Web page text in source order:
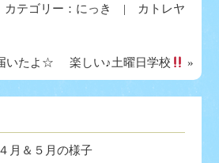
テゴリー： にっき
| カトレヤ
いたよ☆ 楽しい♪土曜日学校 »
月＆５月の様子